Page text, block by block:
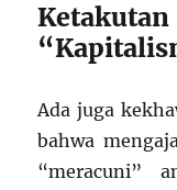
Ada juga
bahwa
“meracuni”